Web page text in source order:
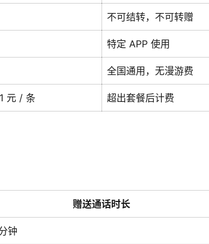
不可结转，不可转赠
特定 APP 使用
全国通用，无漫游费
元 / 条 超出套餐后计费
赠送通话时长
钟